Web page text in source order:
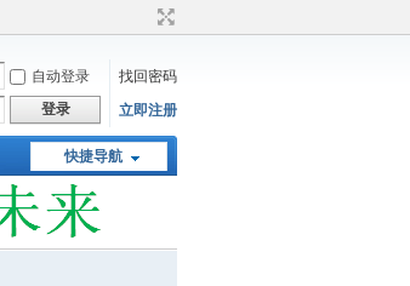
自动登录
找回密码
登录 立即注册
快捷导航